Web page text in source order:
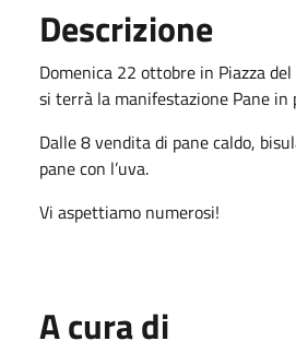
Descrizione
Domenica 22 ottobre in Piazza
si terrà la manifestazione Pane in
Dalle 8 vendita di pane caldo,
pane con l’uva.
Vi aspettiamo numerosi!
A cura di